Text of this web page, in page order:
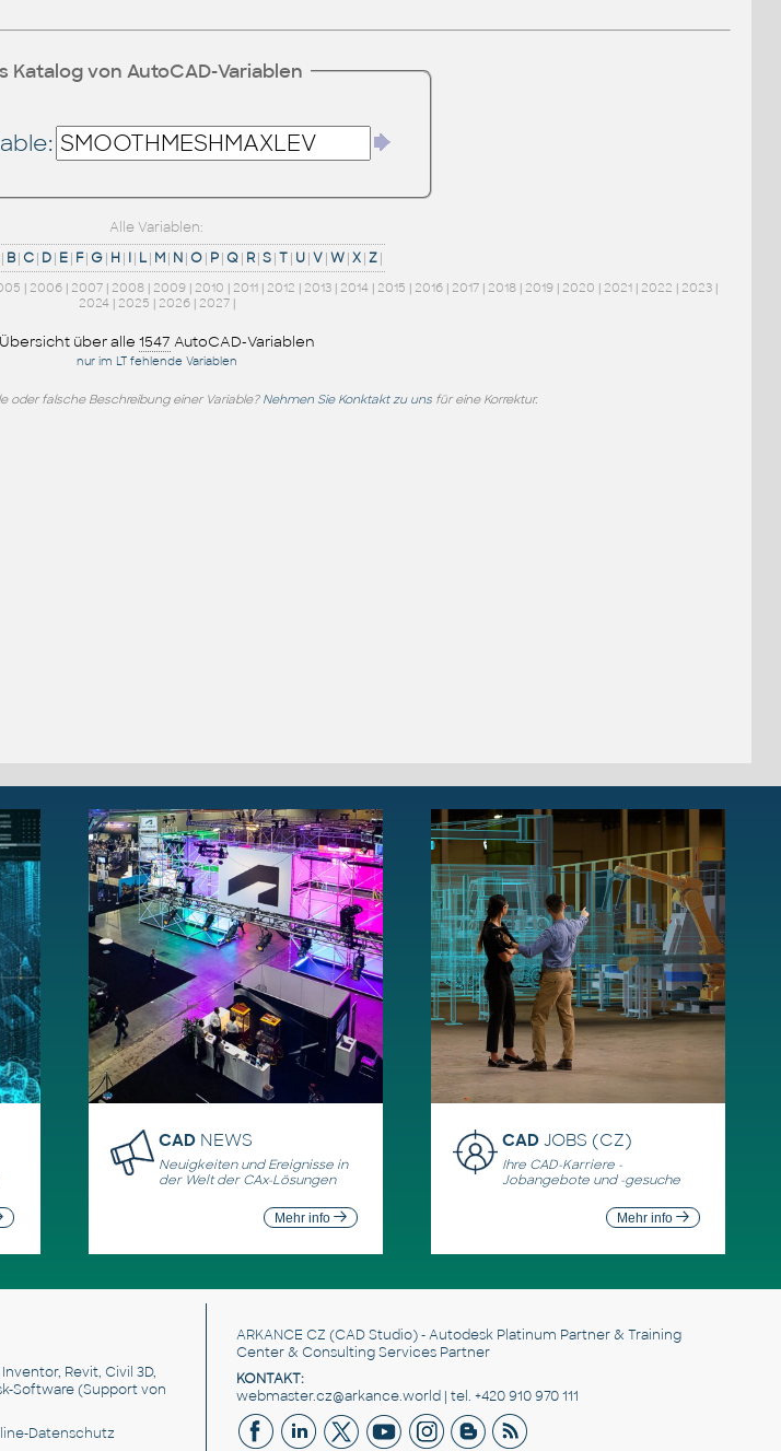
Katalog von AutoCAD-Variablen
Alle Variablen:
| B |C | D | E | F |G | H | I | L | M | N |O | P |Q | R |S |T | U |V |W |X |Z |
| 2006 | 2007 | 2008 | 2009 | 2010 | 2011 | 2012 | 2013 | 2014 | 2015 | 2016 | 2017 | 2018 | 2019 | 2020 | 2021 | 2022 | 2023 |
2024| 2025 | 2026| 2027|
Übersicht über alle 1547 AutoCAD-Variablen
nur im LT fehlende Variablen
oder falsche Beschreibung einer Variable? Nehmen Sie Konktakt zu uns für eine Korrektur.
CAD NEWS
Neuigkeiten und Ereignisse in
der Welt der CAx-Lösungen
Mehr info
CADJOBS (CZ)
Ihre CAD-Karriere -
Jobangebote und -gesuche
Mehr info
Revit, Civil 3D,
Software (Support von
Datenschutz
ARKANCE CZ (CAD Studio) - Autodesk Platinum Partner & Training
Center & Consulting Services Partner
KONTAKT:
webmaster.cz@arkance.world | tel. +420 910 970 111